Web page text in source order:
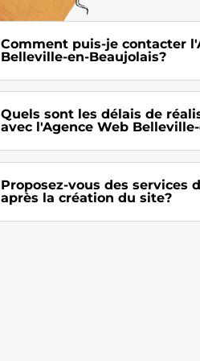
Comment puis-je contacter
Belleville-en-Beaujolais?
Quels sont les délais de
avec l'Agence Web
Proposez-vous des services
après la création du site?